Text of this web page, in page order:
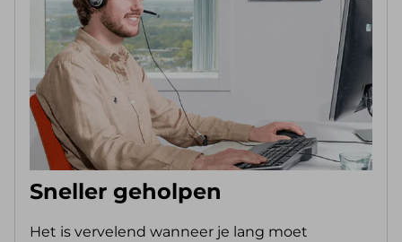
Sneller geholpen
Het is vervelend wanneer je lang moet